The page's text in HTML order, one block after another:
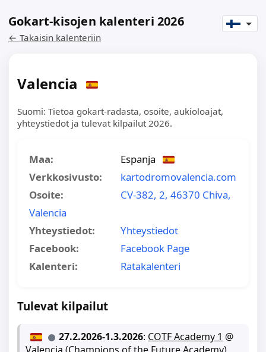
Gokart-kisojen kalenteri 2026
← Takaisin kalenteriin
Valencia
Suomi: Tietoa gokart-radasta, osoite, aukioloajat,
yhteystiedot ja tulevat kilpailut 2026.
Maa:
Espanja
Verkkosivusto:
kartodromovalencia.com
Osoite:
CV-382, 2, 46370 Chiva,
Valencia
Yhteystiedot:
Yhteystiedot
Facebook:
Facebook Page
Kalenteri:
Ratakalenteri
Tulevat kilpailut
27.2.2026-1.3.2026: COTF Academy 1 @